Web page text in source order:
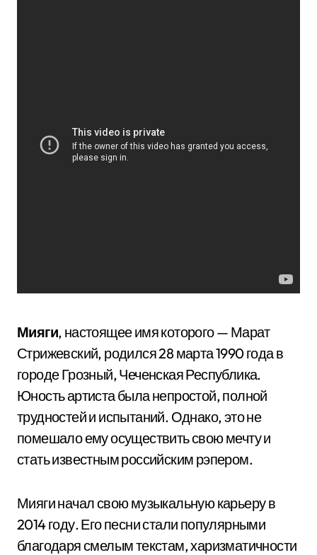
Мияги, настоящее имя которого — Марат
Стрижевский, родился 28 марта 1990 года в
городе Грозный, Чеченская Республика.
Юность артиста была непростой, полной
трудностей и испытаний. Однако, это не
помешало ему осуществить свою мечту и
стать известным российским рэпером.
Мияги начал свою музыкальную карьеру в
2014 году. Его песни стали популярными
благодаря смелым текстам, харизматичности